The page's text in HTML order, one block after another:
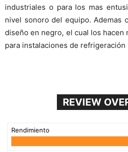
industriales o para los mas
nivel sonoro del equipo. Ademas
diseño en negro, el cual los hacen
para instalaciones de refrigeración
REVIEW
Rendimiento